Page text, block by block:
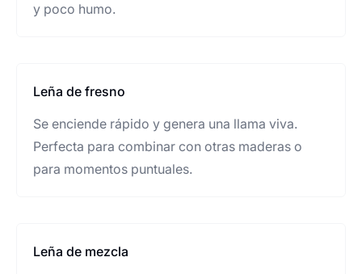
y poco humo.
Leña de fresno
Se enciende rápido y genera una llama viva.
Perfecta para combinar con otras maderas o
para momentos puntuales.
Leña de mezcla